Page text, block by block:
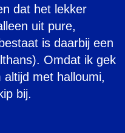
dat het lekker
uit pure,
is daarbij een
Omdat ik gek
met halloumi,
bij.